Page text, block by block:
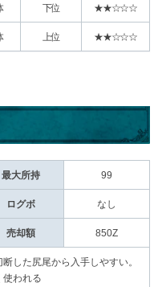
下位 ★★☆☆☆
上位 ★★☆☆☆
最大所持 99
ログボ なし
売却額 850Z
した尻尾から入手しやすい。
使われる